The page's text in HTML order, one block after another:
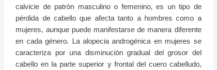
calvicie de patrón masculino o femenino, es un tipo de
pérdida de cabello que afecta tanto a hombres como a
mujeres, aunque puede manifestarse de manera diferente
en cada género. La alopecia androgénica en mujeres se
caracteriza por una disminución gradual del grosor del
cabello en la parte superior y frontal del cuero cabelludo,